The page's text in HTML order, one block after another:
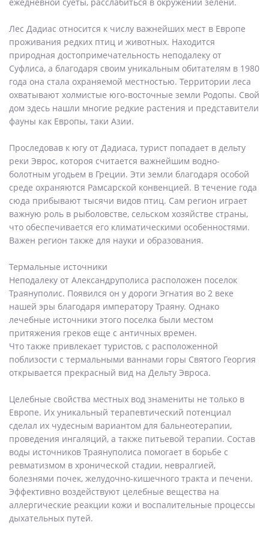
Лес Дадиас относится к числу важнейших мест в Европе
проживания редких птиц и животных. Находится
природная достопримечательность неподалеку от
Суфлиса, а благодаря своим уникальным обитателям в 1980
года она стала охраняемой местностью. Территории леса
охватывают холмистые юго-восточные земли Родопы. Свой
дом здесь нашли многие редкие растения и представители
фауны как Европы, таки Азии.
Проследовав к югу от Дадиаса, турист попадает в дельту
реки Эврос, котороя считается важнейшим водно-
болотным угодьем в Греции. Эти земли благодаря особой
среде охраняются Рамсарской конвенцией. В течение года
сюда прибывают тысячи видов птиц. Сам регион играет
важную роль в рыболовстве, сельском хозяйстве страны,
что обеспечивается его климатическими особенностями.
Важен регион также для науки и образования.
Термальные источники
Неподалеку от Александруполиса расположен поселок
Траянуполис. Появился он у дороги Эгнатия во 2 веке
нашей эры благодаря императору Траяну. Однако
лечебные источники этого поселка были местом
притяжения греков еще с античных времен.
Что также привлекает туристов, с расположенной
поблизости с термальными ваннами горы Святого Георгия
открывается прекрасный вид на Дельту Эвроса.
Целебные свойства местных вод знамениты не только в
Европе. Их уникальный терапевтический потенциал
сделал их чудесным вариантом для бальнеотерапии,
проведения ингаляций, а также питьевой терапии. Состав
воды источников Траянуполиса помогает в борьбе с
ревматизмом в хронической стадии, невралгией,
болезнями почек, желудочно-кишечного тракта и печени.
Эффективно воздействуют целебные вещества на
аллергические реакции кожи и воспалительные процессы
дыхательных путей.